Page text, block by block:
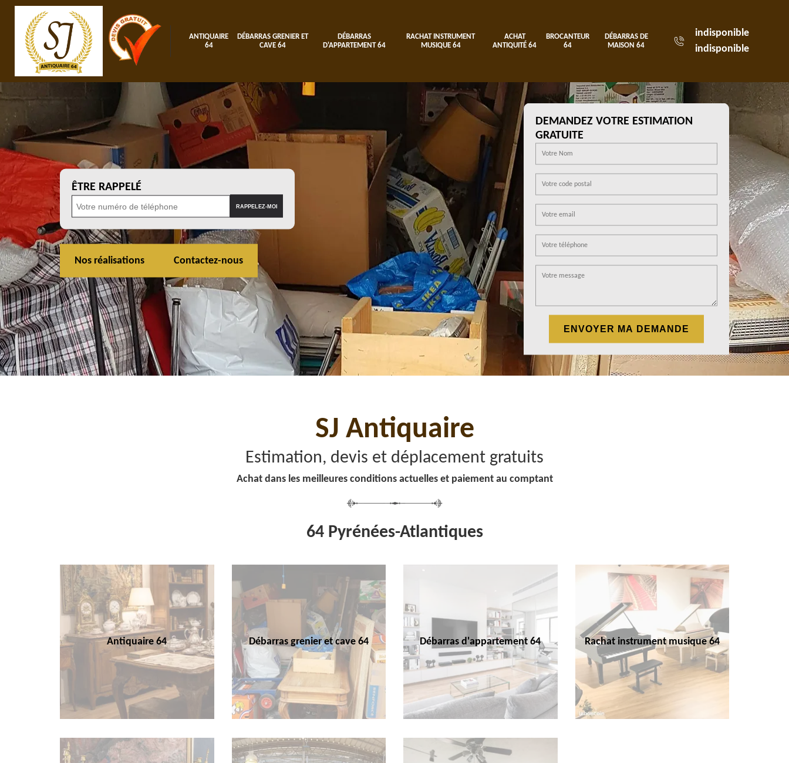
ANTIQUAIRE
64
DÉBARRAS GRENIER ET
CAVE 64
DÉBARRAS
D'APPARTEMENT 64
RACHAT INSTRUMENT
MUSIQUE 64
ACHAT
ANTIQUITÉ 64
BROCANTEUR
64
DÉBARRAS DE
MAISON 64
indisponible
indisponible
ÊTRE RAPPELÉ
Nos réalisations Contactez-nous
DEMANDEZ VOTRE ESTIMATION
GRATUITE
SJ Antiquaire
Estimation, devis et déplacement gratuits
Achat dans les meilleures conditions actuelles et paiement au comptant
64 Pyrénées-Atlantiques
Antiquaire 64 Débarras grenier et cave 64 Débarras d'appartement 64 Rachat instrument musique 64